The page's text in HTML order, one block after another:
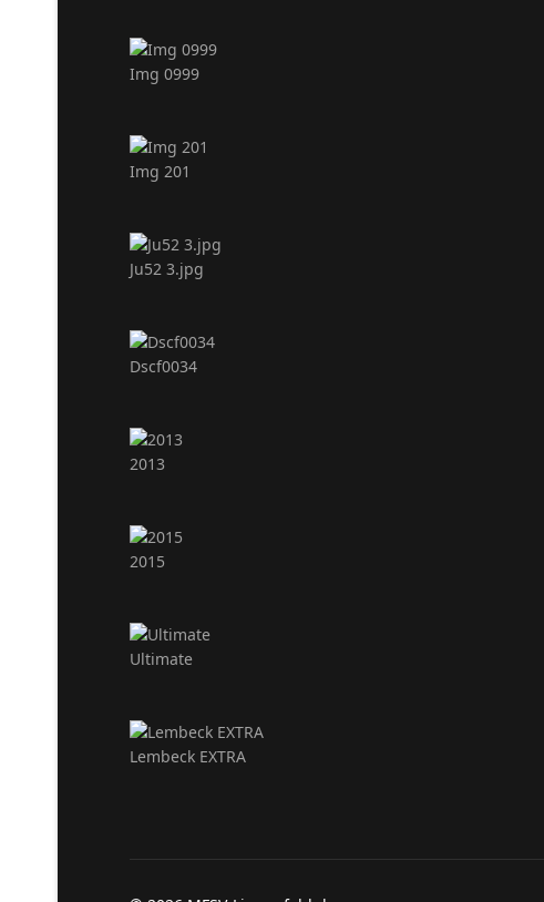
Img 0999
Img 201
Ju52 3.jpg
Dscf0034
2013
2015
Ultimate
Lembeck EXTRA